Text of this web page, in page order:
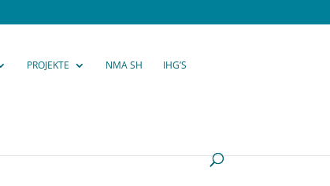
PROJEKTE NMA SH IHG’S